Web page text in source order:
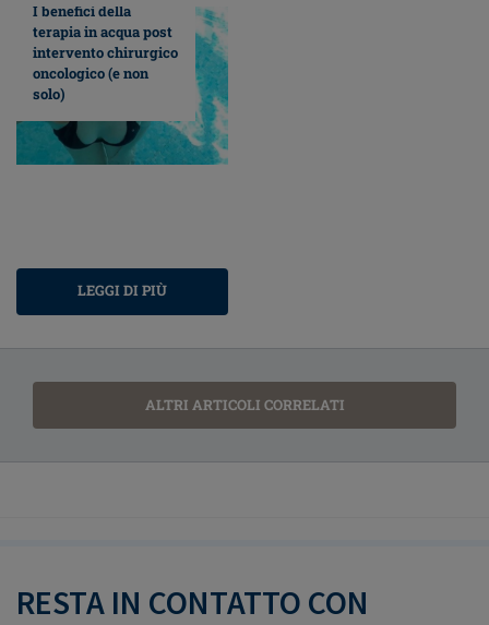
I benefici della
terapia in acqua post
intervento chirurgico
oncologico (e non
solo)
LEGGI DI PIÙ
ALTRI ARTICOLI CORRELATI
RESTA IN CONTATTO CON